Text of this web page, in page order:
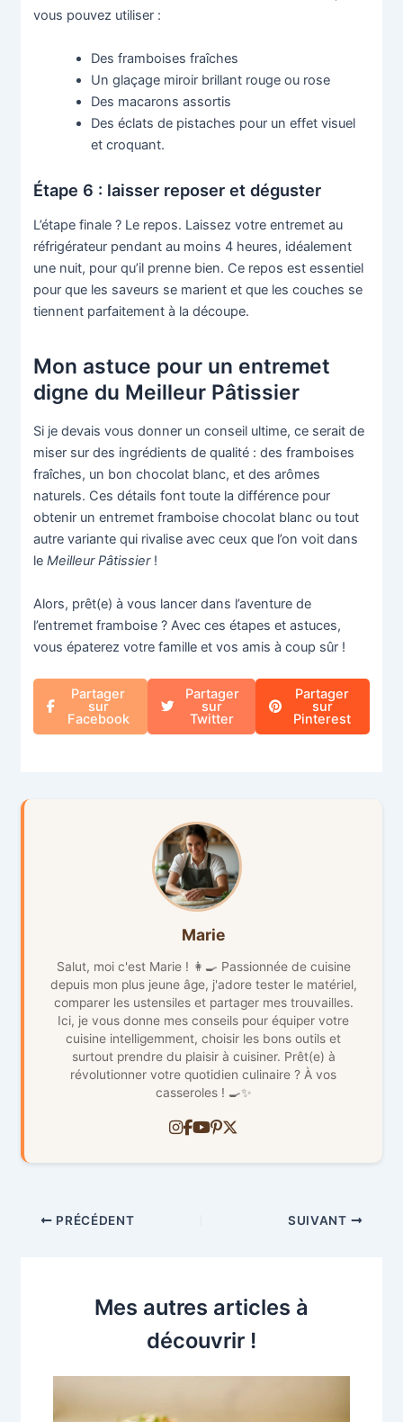
vous pouvez utiliser :
Des framboises fraîches
Un glaçage miroir brillant rouge ou rose
Des macarons assortis
Des éclats de pistaches pour un effet visuel
et croquant.
Étape 6 : laisser reposer et déguster
L’étape finale ? Le repos. Laissez votre entremet au
réfrigérateur pendant au moins 4 heures, idéalement
une nuit, pour qu’il prenne bien. Ce repos est essentiel
pour que les saveurs se marient et que les couches se
tiennent parfaitement à la découpe.
Mon astuce pour un entremet
digne du Meilleur Pâtissier
Si je devais vous donner un conseil ultime, ce serait de
miser sur des ingrédients de qualité : des framboises
fraîches, un bon chocolat blanc, et des arômes
naturels. Ces détails font toute la différence pour
obtenir un entremet framboise chocolat blanc ou tout
autre variante qui rivalise avec ceux que l’on voit dans
leMeilleur Pâtissier!
Alors, prêt(e) à vous lancer dans l’aventure de
l’entremet framboise ? Avec ces étapes et astuces,
vous épaterez votre famille et vos amis à coup sûr !
Partager
sur
Facebook
Partager
sur
Twitter
Partager
sur
Pinterest
Marie
Salut, moi c'est Marie ! 👩‍🍳 Passionnée de cuisine
depuis mon plus jeune âge, j'adore tester le matériel,
comparer les ustensiles et partager mes trouvailles.
Ici, je vous donne mes conseils pour équiper votre
cuisine intelligemment, choisir les bons outils et
surtout prendre du plaisir à cuisiner. Prêt(e) à
révolutionner votre quotidien culinaire ? À vos
casseroles ! 🍳✨
PRÉCÉDENT SUIVANT
Mes autres articles à
découvrir !